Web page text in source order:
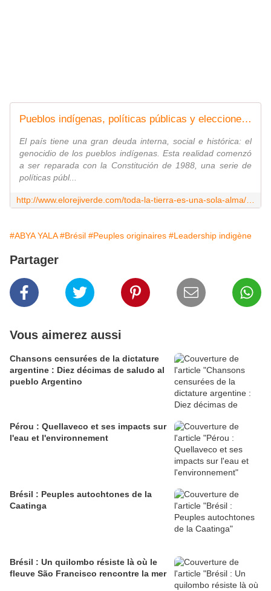
Pueblos indígenas, políticas públicas y elecciones en Brasil
El país tiene una gran deuda interna, social e histórica: el
genocidio de los pueblos indígenas. Esta realidad comenzó
a ser reparada con la Constitución de 1988, una serie de
políticas públ...
#ABYA YALA #Brésil #Peuples originaires #Leadership indigène
Partager
Vous aimerez aussi
Chansons censurées de la dictature
argentine : Diez décimas de saludo al
pueblo Argentino
Pérou : Quellaveco et ses impacts sur
l'eau et l'environnement
Brésil : Peuples autochtones de la
Caatinga
Brésil : Un quilombo résiste là où le
fleuve São Francisco rencontre la mer